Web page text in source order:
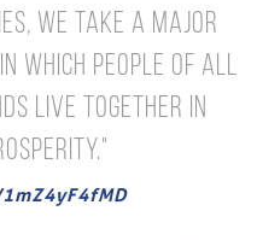
we take a major
which people of all
live together in